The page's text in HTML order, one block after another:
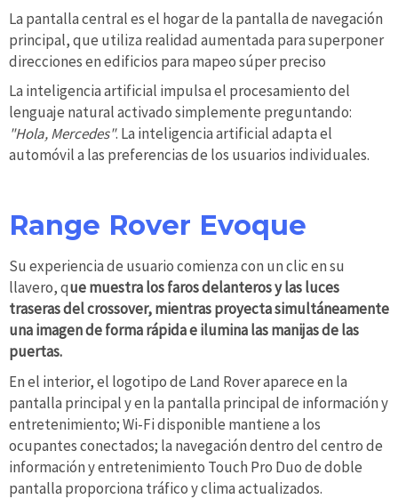
La pantalla central es el hogar de la pantalla de navegación
principal, que utiliza realidad aumentada para superponer
direcciones en edificios para mapeo súper preciso
La inteligencia artificial impulsa el procesamiento del
lenguaje natural activado simplemente preguntando:
"Hola, Mercedes". La inteligencia artificial adapta el
automóvil a las preferencias de los usuarios individuales.
Range Rover Evoque
Su experiencia de usuario comienza con un clic en su
llavero, que muestra los faros delanteros y las luces
traseras del crossover, mientras proyecta simultáneamente
una imagen de forma rápida e ilumina las manijas de las
puertas.
En el interior, el logotipo de Land Rover aparece en la
pantalla principal y en la pantalla principal de información y
entretenimiento; Wi-Fi disponible mantiene a los
ocupantes conectados; la navegación dentro del centro de
información y entretenimiento Touch Pro Duo de doble
pantalla proporciona tráfico y clima actualizados.